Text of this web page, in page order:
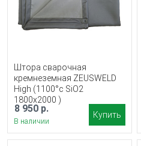
Штора сварочная
кремнеземная ZEUSWELD
High (1100°c SiO2
1800x2000 )
8 950 р.
В наличии
Купить